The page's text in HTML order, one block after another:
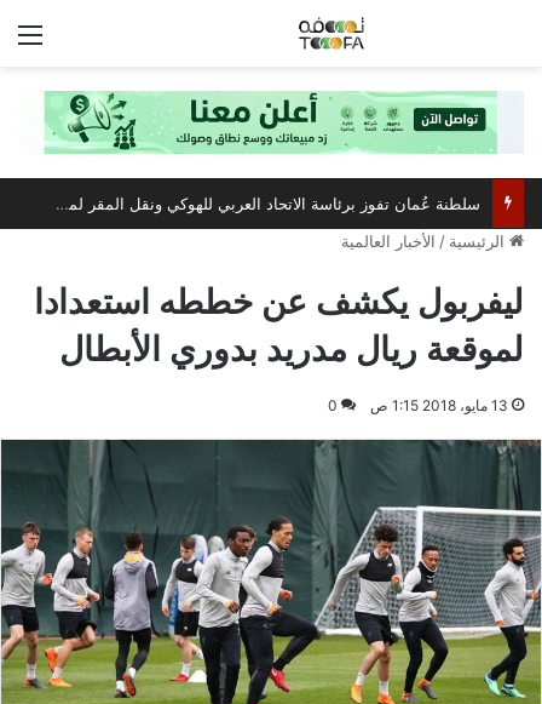
سلطنة عُمان تفوز برئاسة الاتحاد العربي للهوكي ونقل المقر لمسقط
الرئيسية / الأخبار العالمية
ليفربول يكشف عن خططه استعدادا
لموقعة ريال مدريد بدوري الأبطال
13 مايو، 2018 1:15 ص 0